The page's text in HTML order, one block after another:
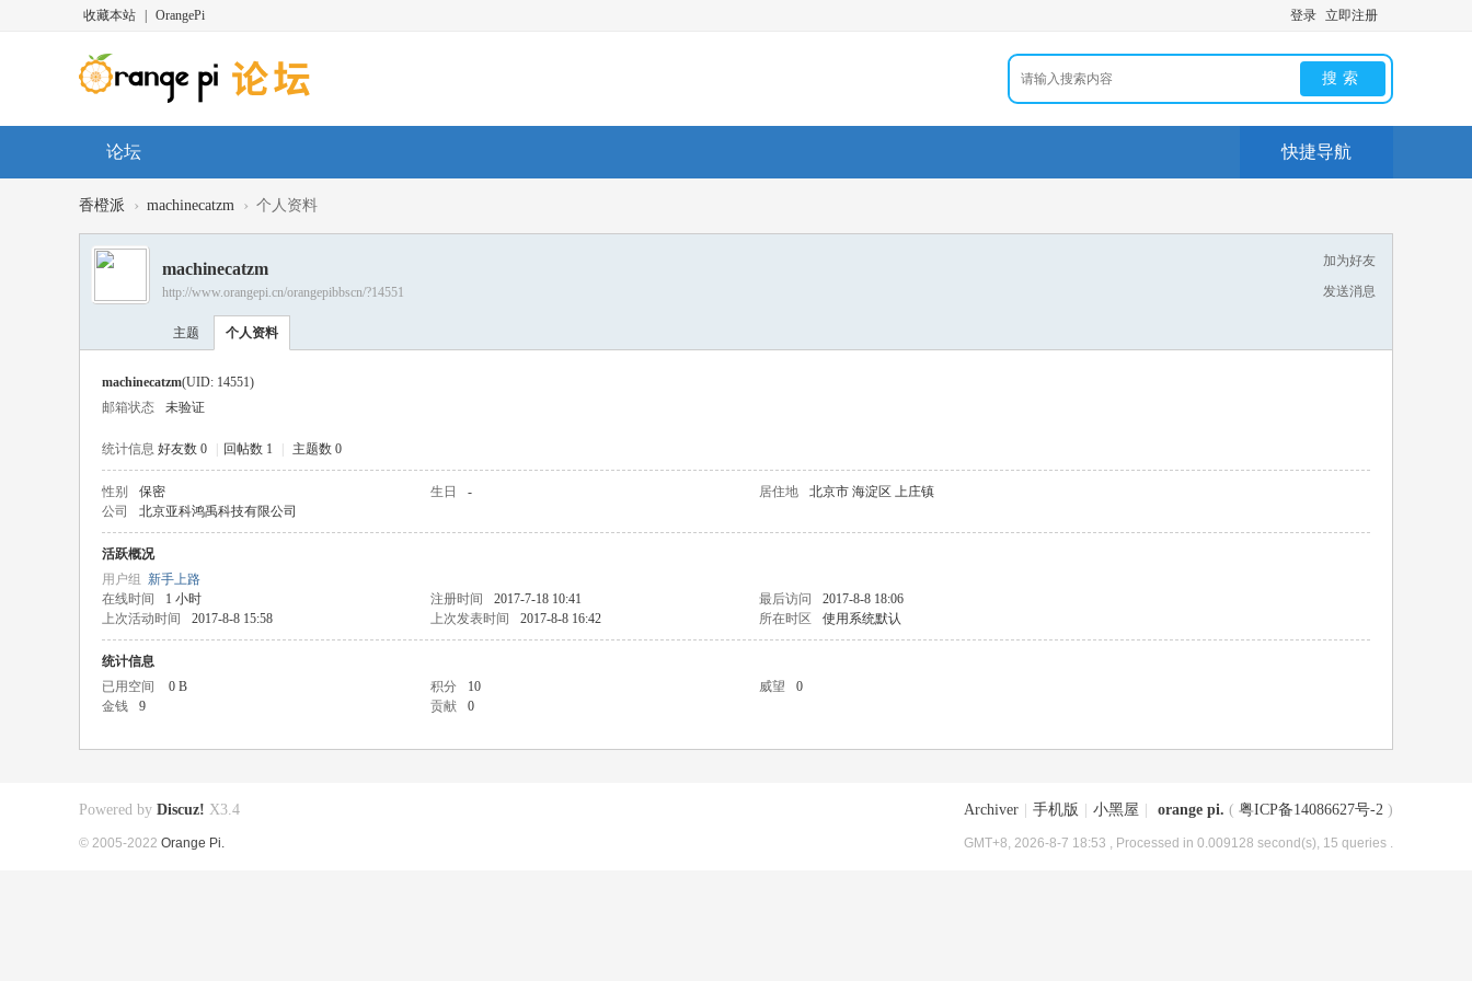
收藏本站 OrangePi 登录 立即注册
搜索
论坛 快捷导航
香橙派 › machinecatzm › 个人资料
加为好友
发送消息
machinecatzm
http://www.orangepi.cn/orangepibbscn/?14551
主题 个人资料
machinecatzm(UID: 14551)
邮箱状态
未验证
统计信息 好友数 0 回帖数 1 主题数 0
性别 保密 生日 - 居住地
北京市 海淀区 上庄镇
公司
北京亚科鸿禹科技有限公司
活跃概况
用户组 新手上路
在线时间
1 小时 注册时间 2017-7-18 10:41 最后访问
2017-8-8 18:06
上次活动时间
2017-8-8 15:58 上次发表时间 2017-8-8 16:42 所在时区 使用系统默认
统计信息
已用空间
0 B 积分 10 威望
0
金钱
9 贡献 0
Archiver 手机版 小黑屋 orange pi. ( 粤ICP备14086627号-2 )
GMT+8, 2026-8-7 18:53 , Processed in 0.009128 second(s), 15 queries .
Powered by Discuz! X3.4
© 2005-2022 Orange Pi.